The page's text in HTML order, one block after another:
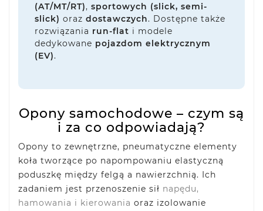
(AT/MT/RT), sportowych (slick, semi-
slick) oraz dostawczych. Dostępne także
rozwiązania run-flat i modele
dedykowane pojazdom elektrycznym
(EV).
Opony samochodowe – czym są
i za co odpowiadają?
Opony to zewnętrzne, pneumatyczne elementy
koła tworzące po napompowaniu elastyczną
poduszkę między felgą a nawierzchnią. Ich
zadaniem jest przenoszenie sił napędu,
hamowania i kierowania oraz izolowanie